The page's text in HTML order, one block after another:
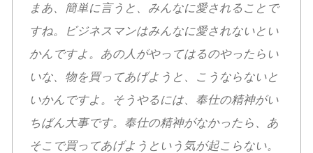
まあ、簡単に言うと、みんなに愛されることで
すね。ビジネスマンはみんなに愛されないとい
かんですよ。あの人がやってはるのやったらい
いな、物を買ってあげようと、こうならないと
いかんですよ。そうやるには、奉仕の精神がい
ちばん大事です。奉仕の精神がなかったら、あ
そこで買ってあげようという気が起こらない。